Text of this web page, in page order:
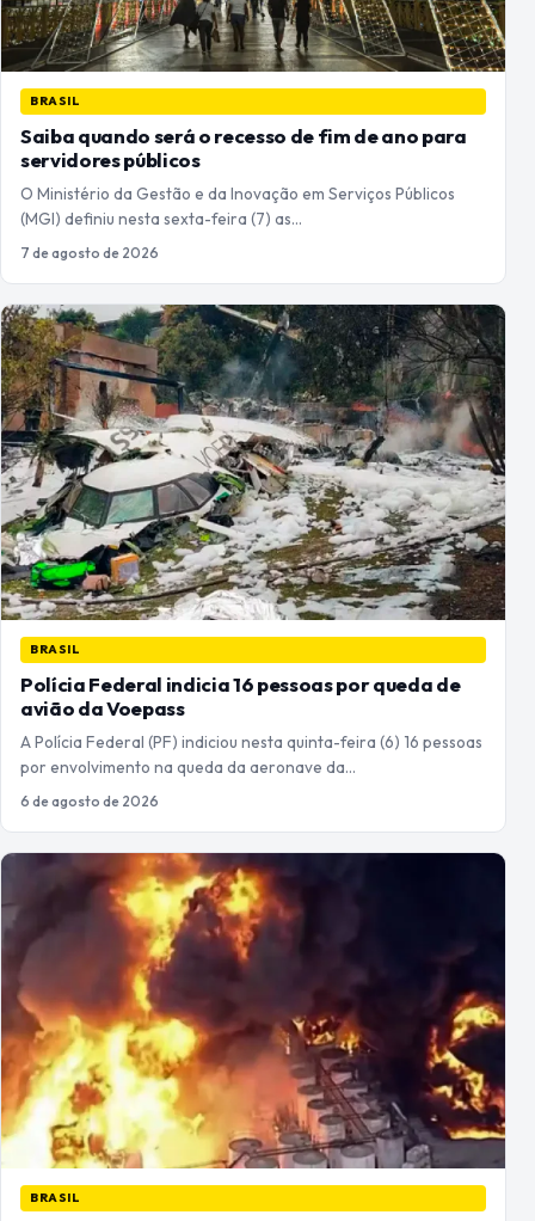
BRASIL
Saiba quando será o recesso de fim de ano para
servidores públicos
O Ministério da Gestão e da Inovação em Serviços Públicos
(MGI) definiu nesta sexta-feira (7) as…
7 de agosto de 2026
BRASIL
Polícia Federal indicia 16 pessoas por queda de
avião da Voepass
A Polícia Federal (PF) indiciou nesta quinta-feira (6) 16 pessoas
por envolvimento na queda da aeronave da…
6 de agosto de 2026
BRASIL